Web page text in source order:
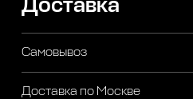
Доставка
Самовывоз
Доставка по Москве